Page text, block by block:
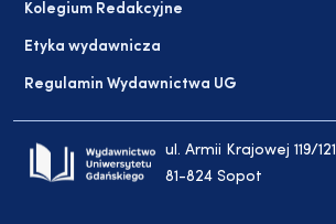
Kolegium Redakcyjne
Etyka wydawnicza
Regulamin Wydawnictwa UG
ul. Armii Krajowej 119/121
81-824 Sopot